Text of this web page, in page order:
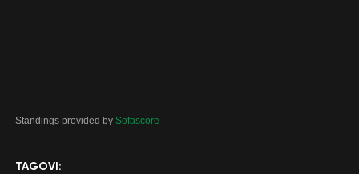
Standings provided by Sofascore
TAGOVI: